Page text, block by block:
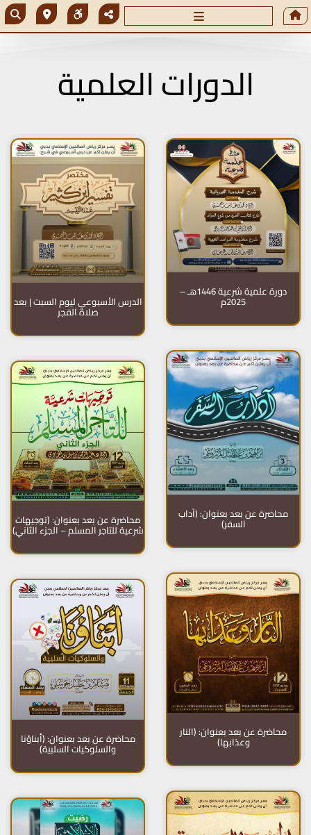
الدورات العلمية
دورة علمية شرعية 1446هـ –
2025م الدرس الأسبوعي ليوم السبت | بعد
صلاة الفجر
محاضرة عن بعد بعنوان: (آداب
السفر) محاضرة عن بعد بعنوان: (توجيهات
شرعية للتاجر المسلم – الجزء الثاني)
محاضرة عن بعد بعنوان: (النار
وعذابها) محاضرة عن بعد بعنوان: (أبناؤنا
والسلوكيات السلبية)